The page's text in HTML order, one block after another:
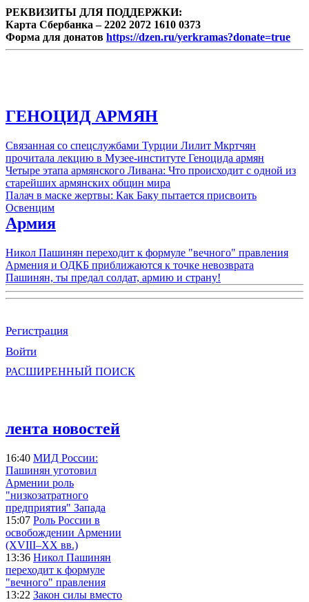
РЕКВИЗИТЫ ДЛЯ ПОДДЕРЖКИ:
Карта Сбербанка – 2202 2072 1610 0373
Форма для донатов https://dzen.ru/yerkramas?donate=true
ГЕНОЦИД АРМЯН
Связанная со спецслужбами Турции Лилит Мкртчян
прочитала лекцию в Музее-институте Геноцида армян
Четыре этапа армянского Ливана: Что происходит с одной из
старейших армянских общин мира
Палач в маске жертвы: Как Баку пытается присвоить
Освенцим
Армия
Никол Пашинян переходит к формуле "вечного" правления
Армения и ОДКБ приближаются к точке невозврата
Пашинян, ты предал солдат, армию и страну!
Регистрация
Войти
РАСШИРЕННЫЙ ПОИСК
лента новостей
16:40 МИД России:
Пашинян уготовил
Армении роль
"низкозатратного
предприятия" Запада
15:07 Роль России в
освобождении Армении
(XVIII–XX вв.)
13:36 Никол Пашинян
переходит к формуле
"вечного" правления
13:22 Закон силы вместо